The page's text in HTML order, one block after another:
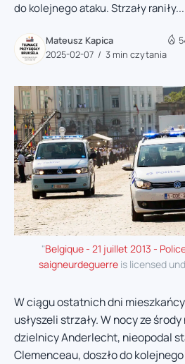
do kolejnego ataku. Strzały raniły...
Mateusz Kapica
2025-02-07
3 min czytania
"Belgique - 21 juillet 2013 -
saigneurdeguerreis licensed
W ciągu ostatnich dni
usłyszeli strzały. W nocy ze
dzielnicy Anderlecht, nieopodal
Clemenceau, doszło do